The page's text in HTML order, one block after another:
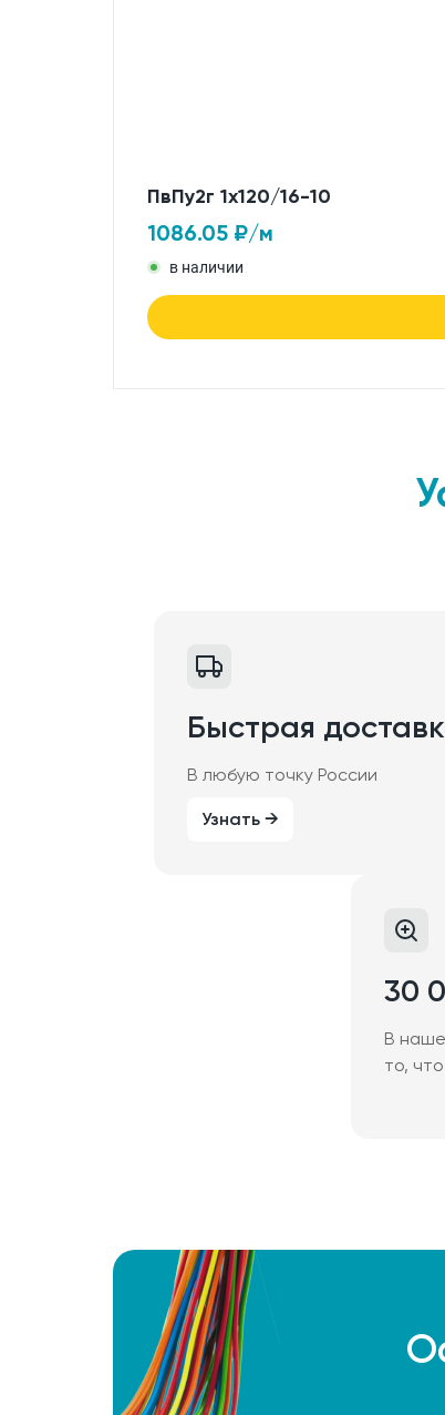
ПвПу2г 1x120/16-10
1086.05 ₽/м
в наличии
Быстрая
В любую точку России
Узнать →
30
В
то,